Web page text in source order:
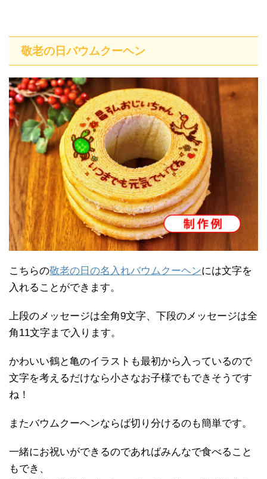
敬老の日バウムクーヘン
こちらの敬老の日の名入れバウムクーヘンには文字を
入れることができます。
上段のメッセージは全角9文字、下段のメッセージは全
角11文字まで入ります。
かわいい鶴と亀のイラストも最初から入っているので
文字を考えるだけなら小さなお子様でもできそうです
ね！
またバウムクーヘンならば切り分けるのも簡単です。
一緒にお祝いができるのであればみんなで食べること
もでき、